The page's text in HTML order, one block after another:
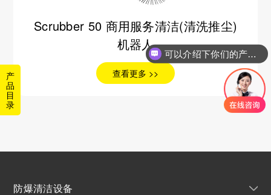
Scrubber 50 商用服务清洁(清洗推尘)
机器人
查看更多 >>
防爆清洁设备
产
品
目
录